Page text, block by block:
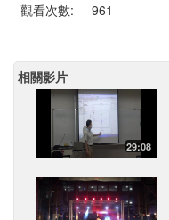
觀看次數:
961
相關影片
29:08